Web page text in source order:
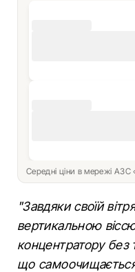
Середні ціни в мережі
"Завдяки своїй
вертикальною
концентратору без
що